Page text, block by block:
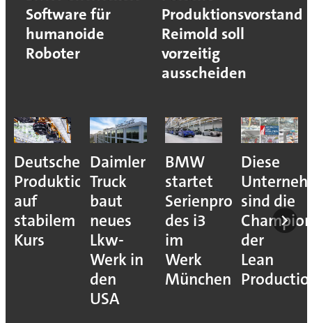
Software für
humanoide
Roboter
Produktionsvorstand
Reimold soll
vorzeitig
ausscheiden
Deutsche
Produktion
auf
stabilem
Kurs
Daimler
Truck
baut
neues
Lkw-
Werk in
den
USA
BMW
startet
Serienproduktion
des i3
im
Werk
München
Diese
sind die
der
Lean